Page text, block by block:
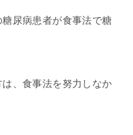
尿病患者が食事法で糖
、食事法を努力しなか